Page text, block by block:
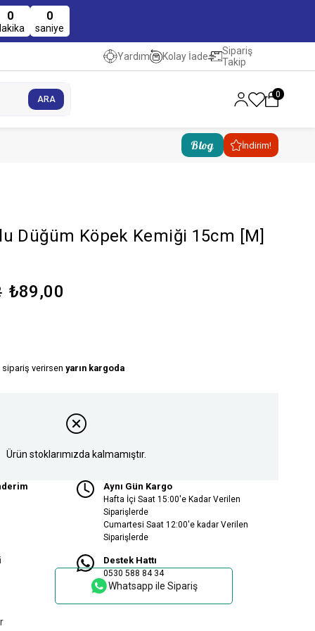
0 0
saniye
Yardım Kolay İade
Sipariş
Takip
0
Blog İndirim!
Düğüm Köpek Kemiği 15cm [M]
₺89,00
verirsen yarın kargoda
Ürün stoklarımızda kalmamıştır.
Aynı Gün Kargo
Hafta İçi Saat 15:00'e Kadar Verilen
Siparişlerde
Cumartesi Saat 12:00'e kadar Verilen
Siparişlerde
Destek Hattı
0530 588 84 34
Whatsapp ile Sipariş